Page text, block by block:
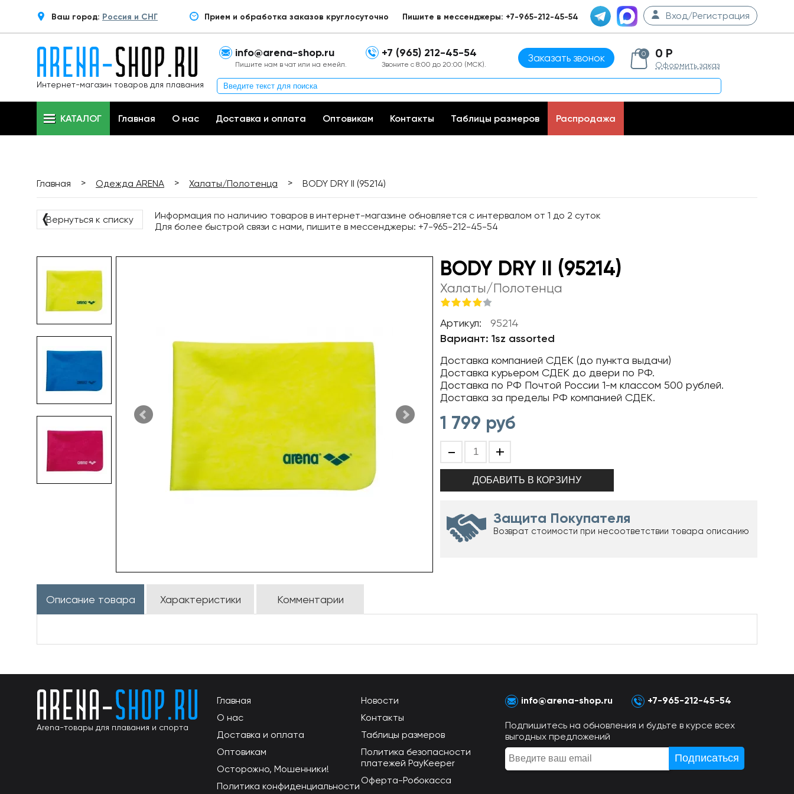
Ваш город: Россия и СНГ Прием и обработка заказов круглосуточно Пишите в мессенджеры: +7-965-212-45-54 Вход/Регистрация
Интернет-магазин товаров для плавания
info@arena-shop.ru
Пишите нам в чат или на емейл.
+7 (965) 212-45-54
Звоните с 8:00 до 20:00 (МСК).
Заказать звонок 0 0 Р
Оформить заказ
КАТАЛОГ Главная О нас Доставка и оплата Оптовикам Контакты Таблицы размеров Распродажа
Главная > Одежда ARENA > Халаты/Полотенца > BODY DRY II (95214)
❬Вернуться к списку
Информация по наличию товаров в интернет-магазине обновляется с интервалом от 1 до 2 суток
Для более быстрой связи с нами, пишите в мессенджеры: +7-965-212-45-54
BODY DRY II (95214)
Халаты/Полотенца
Артикул: 95214
Вариант: 1sz assorted
Доставка компанией СДЕК (до пункта выдачи)
Доставка курьером СДЕК до двери по РФ.
Доставка по РФ Почтой России 1-м классом 500 рублей.
Доставка за пределы РФ компанией СДЕК.
1 799 руб
- +
Защита Покупателя
Возврат стоимости при несоответствии товара описанию
Описание товара Характеристики Комментарии
Arena-товары для плавания и спорта
Главная
О нас
Доставка и оплата
Оптовикам
Осторожно, Мошенники!
Политика конфиденциальности
Новости
Контакты
Таблицы размеров
Политика безопасности
платежей PayKeeper
Оферта-Робокасса
info@arena-shop.ru +7-965-212-45-54
Подпишитесь на обновления и будьте в курсе всех
выгодных предложений